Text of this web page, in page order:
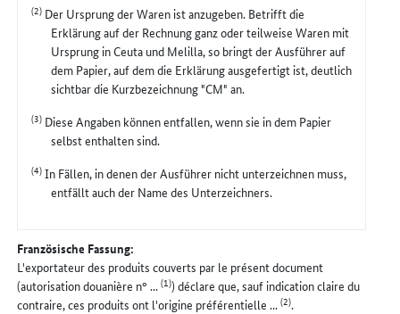
(2) Der Ursprung der Waren ist anzugeben. Betrifft die
Erklärung auf der Rechnung ganz oder teilweise Waren mit
Ursprung in Ceuta und Melilla, so bringt der Ausführer auf
dem Papier, auf dem die Erklärung ausgefertigt ist, deutlich
sichtbar die Kurzbezeichnung "CM" an.
(3) Diese Angaben können entfallen, wenn sie in dem Papier
selbst enthalten sind.
(4)In Fällen, in denen der Ausführer nicht unterzeichnen muss,
entfällt auch der Name des Unterzeichners.
Französische Fassung:
L'exportateur des produits couverts par le présent document
(autorisation douanière n° ...(1)) déclare que, sauf indication claire du
contraire, ces produits ont l'origine préférentielle ...(2).